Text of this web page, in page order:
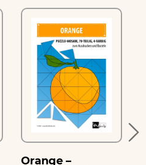
Orange –